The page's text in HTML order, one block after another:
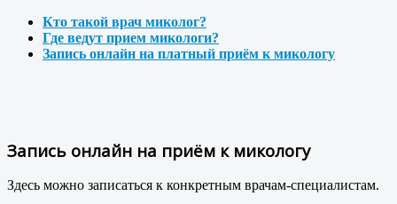
Кто такой врач миколог?
Где ведут прием микологи?
Запись онлайн на платный приём к микологу
Запись онлайн на приём к микологу
Здесь можно записаться к конкретным врачам-специалистам.